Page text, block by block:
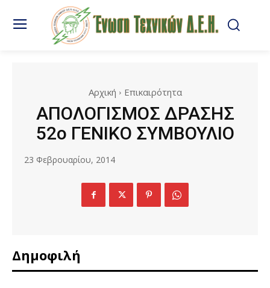
Αρχική Επικαιρότητα
ΑΠΟΛΟΓΙΣΜΟΣ ΔΡΑΣΗΣ
52ο ΓΕΝΙΚΟ ΣΥΜΒΟΥΛΙΟ
23 Φεβρουαρίου, 2014
Δημοφιλή